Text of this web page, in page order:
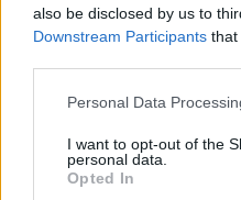
also be disclosed by us to
Downstream Participants that
Please note that this
not limited to your visit or
grant or deny consent to
use your data for below
Personal Data
I want to opt-out of the
personal data.
Opted In
Στις χώρες με τη
συγκαταλέγονται οι